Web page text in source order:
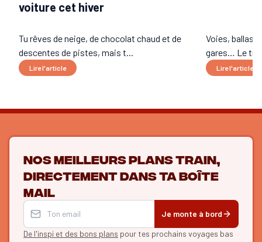
voiture cet hiver
Tu rêves de neige, de chocolat chaud et de
descentes de pistes, mais t...
Lire l'article
Voies,
gares… Le
Lire l'article
Nos meilleurs plans train,
directement dans ta boîte
mail
Je monte à bord
De l'inspi et des bons plans pour tes prochains voyages bas